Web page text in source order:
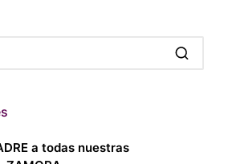
a todas nuestras